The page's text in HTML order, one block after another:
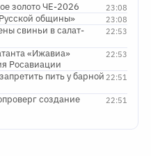
23:08
золото ЧЕ-2026
23:08
общины»
22:53
свиньи в салат-
22:53
«Ижавиа»
Росавиации
22:51
пить у барной
22:51
создание